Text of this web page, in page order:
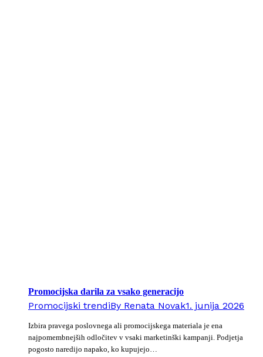
Promocijska darila za vsako generacijo
Promocijski trendiBy Renata Novak1. junija 2026
Izbira pravega poslovnega ali promocijskega materiala je ena
najpomembnejših odločitev v vsaki marketinški kampanji. Podjetja
pogosto naredijo napako, ko kupujejo…